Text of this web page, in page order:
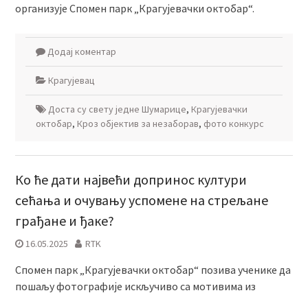
организује Спомен парк „Крагујевачки октобар“.
Додај коментар
Крагујевац
Доста су свету једне Шумарице, Крагујевачки
октобар, Кроз објектив за незаборав, фото конкурс
Ко ће дати највећи допринос култури
сећања и очувању успомене на стрељане
грађане и ђаке?
16.05.2025 RTK
Спомен парк „Крагујевачки октобар“ позива ученике да
пошаљу фотографије искључиво са мотивима из